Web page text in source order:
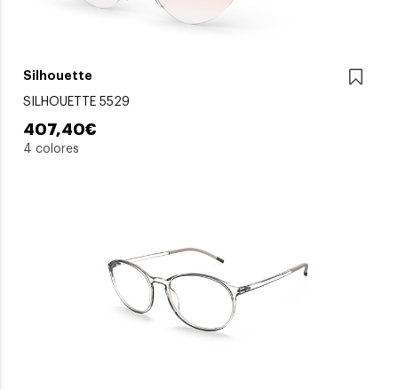
Silhouette
SILHOUETTE 5529
407,40€
4 colores